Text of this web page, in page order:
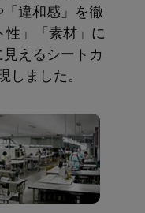
違和感」を徹
性」「素材」に
えるシートカ
しました。